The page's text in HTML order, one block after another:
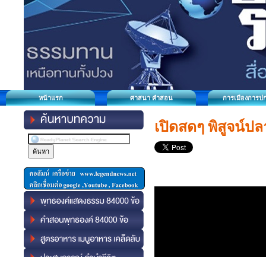
หน้าแรก ศาสนา คำสอน การเมืองการป
เปิดสดๆ พิสูจน์ป